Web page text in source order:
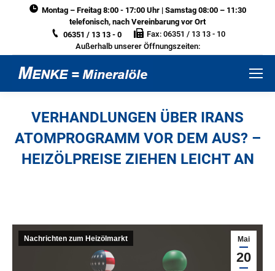
Montag – Freitag 8:00 - 17:00 Uhr | Samstag 08:00 – 11:30
telefonisch, nach Vereinbarung vor Ort
06351 / 13 13 - 0
Fax: 06351 / 13 13 - 10
Außerhalb unserer Öffnungszeiten:
VERHANDLUNGEN ÜBER IRANS
ATOMPROGRAMM VOR DEM AUS? –
HEIZÖLPREISE ZIEHEN LEICHT AN
Mai
20
Nachrichten zum Heizölmarkt